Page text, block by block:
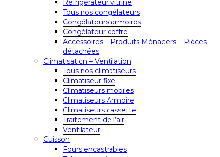
Réfrigérateur vitrine
Tous nos congélateurs
Congélateurs armoires
Congélateur coffre
Accessoires – Produits Ménagers – Pièces
détachées
Climatisation – Ventilation
Tous nos climatiseurs
Climatiseur fixe
Climatiseurs mobiles
Climatiseurs Armoire
Climatiseurs cassette
Traitement de l’air
Ventilateur
Cuisson
Fours encastrables